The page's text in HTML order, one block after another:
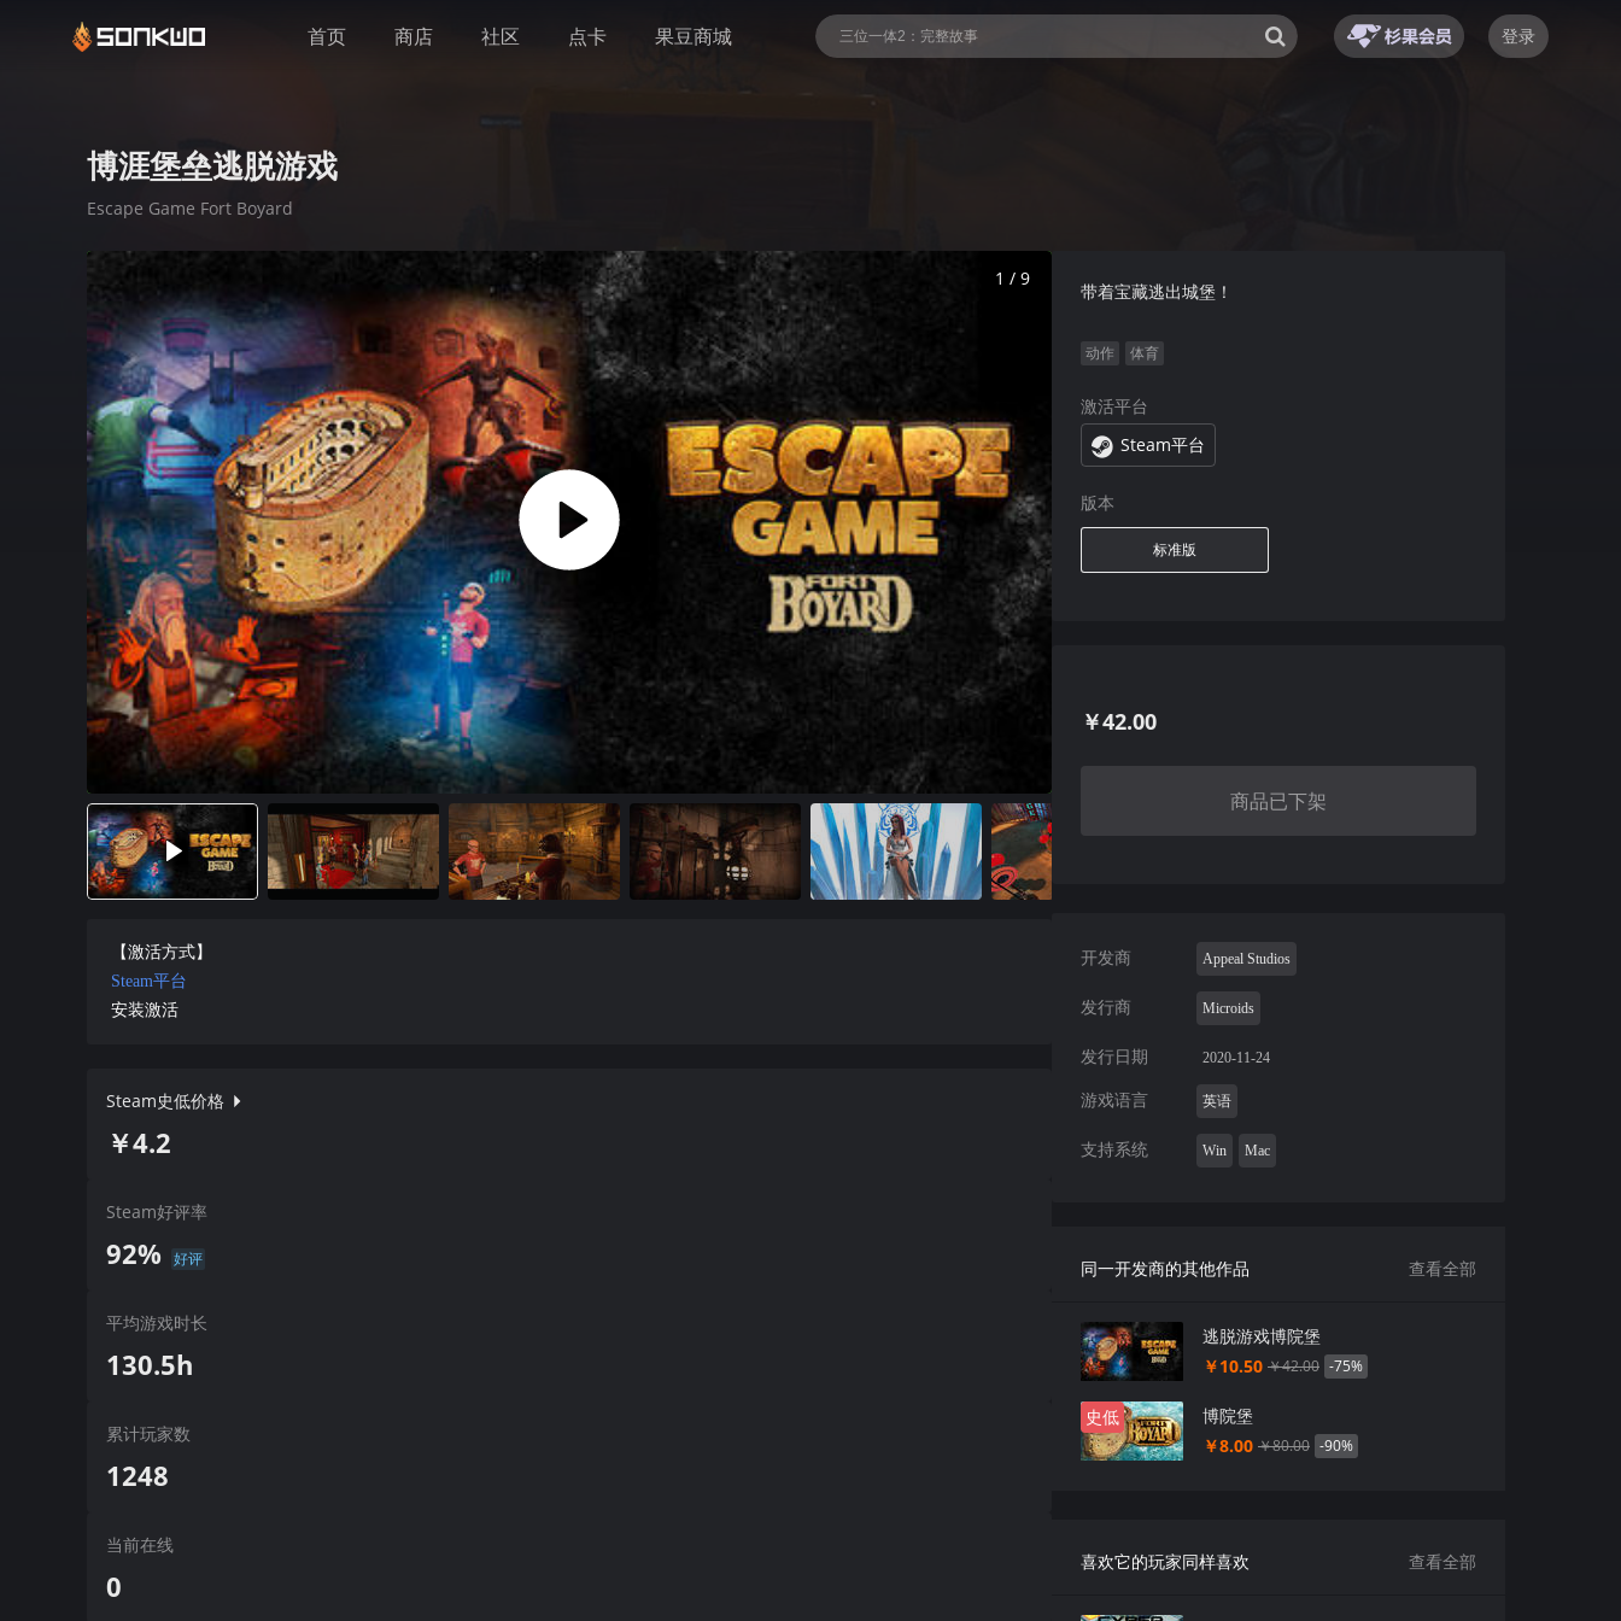
首页 商店 社区 点卡 果豆商城 最终幻想16 完全版 登录
博涯堡垒逃脱游戏
Escape Game Fort Boyard
1 / 9
【激活方式】
Steam平台
安装激活
Steam史低价格
￥4.2
Steam好评率
92% 好评
平均游戏时长
130.5h
累计玩家数
1248
当前在线
0
带着宝藏逃出城堡！
动作 体育
激活平台
Steam平台
版本
标准版
￥42.00
商品已下架
开发商 Appeal Studios
发行商 Microids
发行日期 2020-11-24
游戏语言 英语
支持系统 Win Mac
同一开发商的其他作品 查看全部
逃脱游戏博院堡
￥10.50 ￥42.00 -75%
博院堡
￥8.00 ￥80.00 -90%
史低
喜欢它的玩家同样喜欢 查看全部